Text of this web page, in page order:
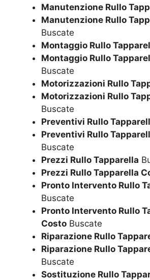
Manutenzione Rullo
Manutenzione Rullo
Buscate
Montaggio Rullo
Montaggio Rullo
Buscate
Motorizzazioni Rullo
Motorizzazioni Rullo
Buscate
Preventivi Rullo
Preventivi Rullo
Buscate
Prezzi Rullo Tapparella
Prezzi Rullo Tapparella
Pronto Intervento Rullo
Buscate
Pronto Intervento Rullo
Costo Buscate
Riparazione Rullo
Riparazione Rullo
Buscate
Sostituzione Rullo